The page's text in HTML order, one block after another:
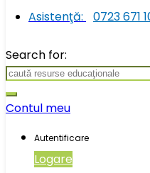
Asistenţă:
0723 671
Search for:
Contul meu
Autentificare
Logare